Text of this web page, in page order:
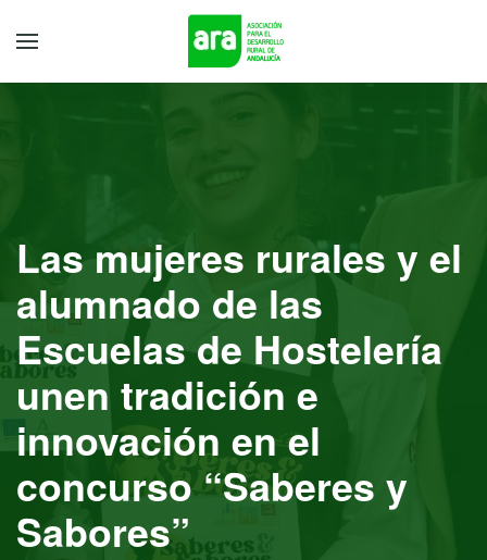
Las mujeres rurales y el
alumnado de las
Escuelas de Hostelería
unen tradición e
innovación en el
concurso “Saberes y
Sabores”